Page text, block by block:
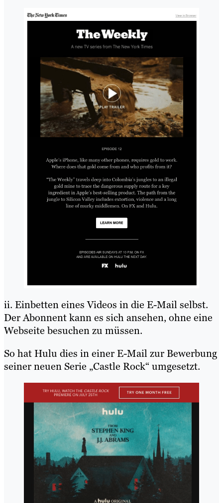
ii. Einbetten eines Videos in die E-Mail selbst.
Der Abonnent kann es sich ansehen, ohne eine
Webseite besuchen zu müssen.
So hat Hulu dies in einer E-Mail zur Bewerbung
seiner neuen Serie „Castle Rock“ umgesetzt.